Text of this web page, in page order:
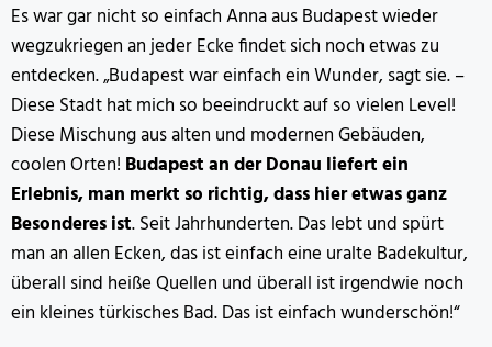
Es war gar nicht so einfach Anna aus Budapest wieder
wegzukriegen an jeder Ecke findet sich noch etwas zu
entdecken. „Budapest war einfach ein Wunder, sagt sie. –
Diese Stadt hat mich so beeindruckt auf so vielen Level!
Diese Mischung aus alten und modernen Gebäuden,
coolen Orten! Budapest an der Donau liefert ein
Erlebnis, man merkt so richtig, dass hier etwas ganz
Besonderes ist. Seit Jahrhunderten. Das lebt und spürt
man an allen Ecken, das ist einfach eine uralte Badekultur,
überall sind heiße Quellen und überall ist irgendwie noch
ein kleines türkisches Bad. Das ist einfach wunderschön!“